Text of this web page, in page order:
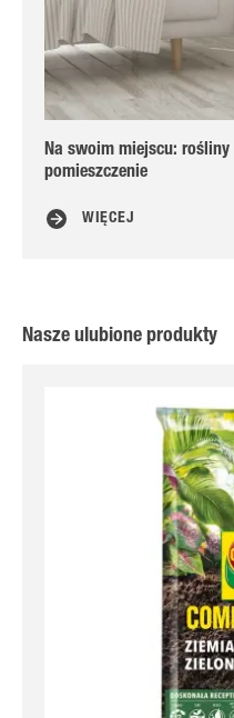
Na swoim miejscu:
pomieszczenie
WIĘCEJ
Nasze ulubione produkty